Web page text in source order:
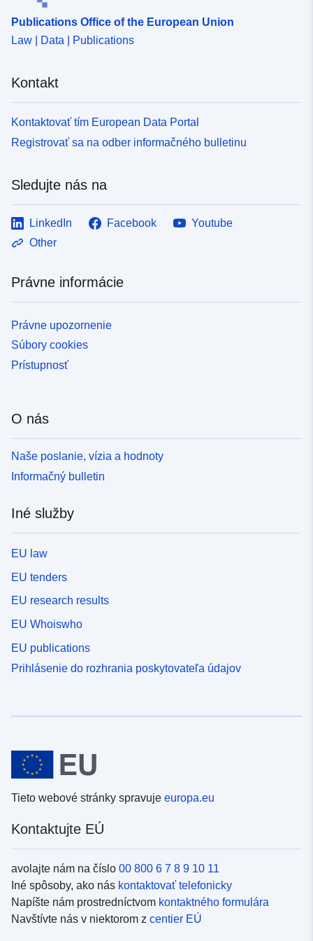
Publications Office of the European Union
Law | Data | Publications
Kontakt
Kontaktovať tím European Data Portal
Registrovať sa na odber informačného bulletinu
Sledujte nás na
LinkedIn Facebook
Youtube
Other
Právne informácie
Právne upozornenie
Súbory cookies
Prístupnosť
O nás
Naše poslanie, vízia a hodnoty
Informačný bulletin
Iné služby
EU law
EU tenders
EU research results
EU Whoiswho
EU publications
Prihlásenie do rozhrania poskytovateľa údajov
Tieto webové stránky spravuje europa.eu
Kontaktujte EÚ
avolajte nám na číslo 00 800 6 7 8 9 10 11
Iné spôsoby, ako nás kontaktovať telefonicky
Napíšte nám prostredníctvom kontaktného formulára
Navštívte nás v niektorom z centier EÚ